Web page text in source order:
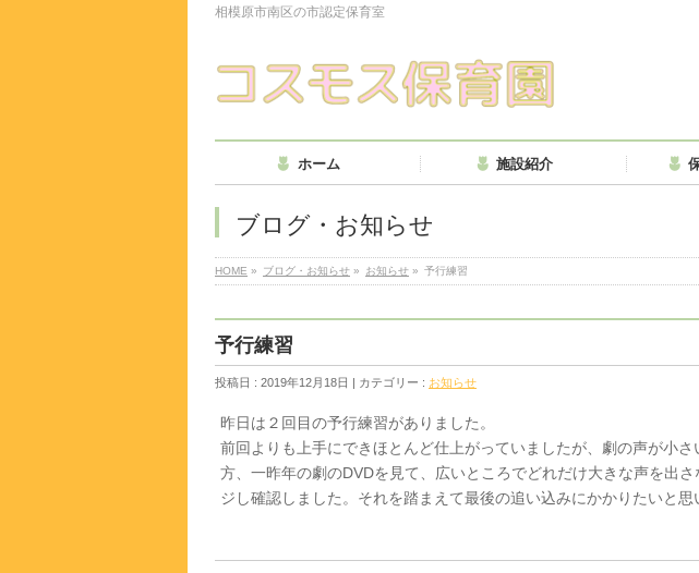
相模原市南区の市認定保育室
ホーム 施設紹介
ブログ・お知らせ
HOME » ブログ・お知らせ » お知らせ » 予行練習
予行練習
投稿日 : 2019年12月18日 | カテゴリー : お知らせ
昨日は２回目の予行練習がありました。
前回よりも上手にできほとんど仕上がっていましたが、劇の声が小
方、一昨年の劇のDVDを見て、広いところでどれだけ大きな声を出
ジし確認しました。それを踏まえて最後の追い込みにかかりたいと思